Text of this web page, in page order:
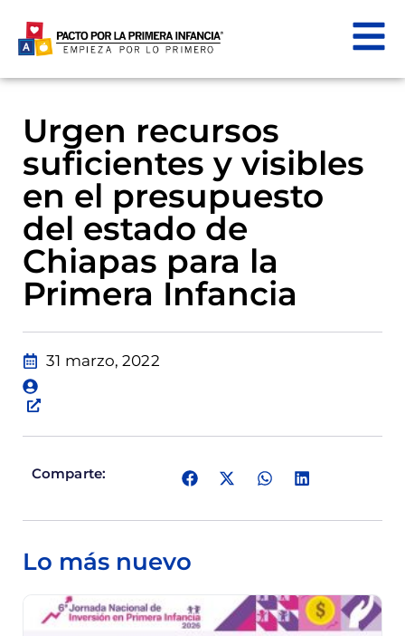
Urgen recursos
suficientes y visibles
en el presupuesto
del estado de
Chiapas para la
Primera Infancia
31 marzo, 2022
Comparte:
Lo más nuevo